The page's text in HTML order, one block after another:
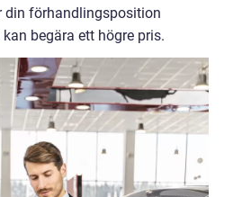
din förhandlingsposition
begära ett högre pris.